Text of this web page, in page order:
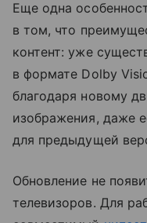
Еще одна
в том, что
контент: уже
в формате Dolby
благодаря новому
изображения, даже
для предыдущей
Обновление не
телевизоров. Для